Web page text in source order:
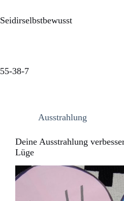
Seidirselbstbewusst
55-38-7
Ausstrahlung
Deine Ausstrahlung
Lüge